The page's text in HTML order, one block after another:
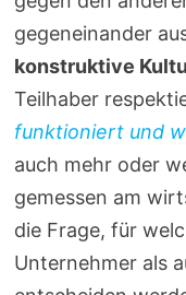
gegeneinander
konstruktive
Teilhaber
funktioniert und
auch mehr oder
gemessen am
die Frage, für
Unternehmer als